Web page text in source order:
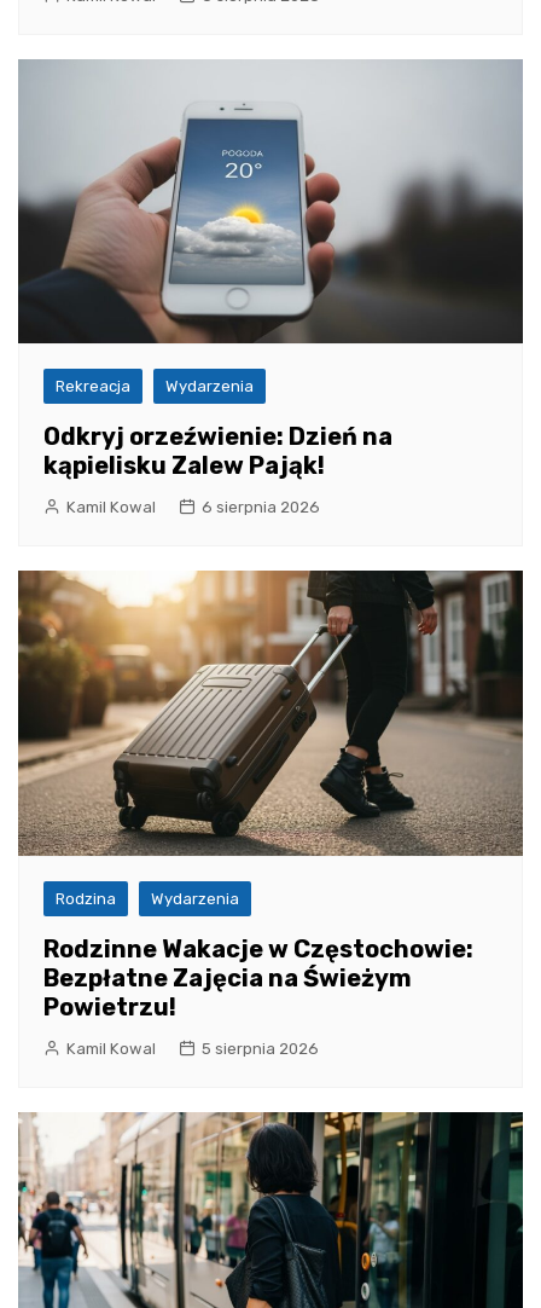
Rekreacja Wydarzenia
Odkryj orzeźwienie: Dzień na
kąpielisku Zalew Pająk!
Kamil Kowal 6 sierpnia 2026
Rodzina Wydarzenia
Rodzinne Wakacje w Częstochowie:
Bezpłatne Zajęcia na Świeżym
Powietrzu!
Kamil Kowal 5 sierpnia 2026